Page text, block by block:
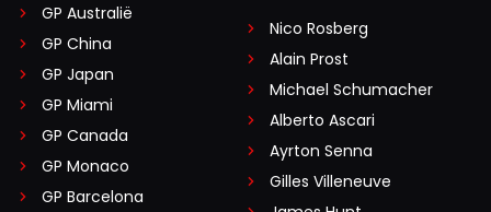
GP Australië
GP China
GP Japan
GP Miami
GP Canada
GP Monaco
GP Barcelona
Nico Rosberg
Alain Prost
Michael Schumacher
Alberto Ascari
Ayrton Senna
Gilles Villeneuve